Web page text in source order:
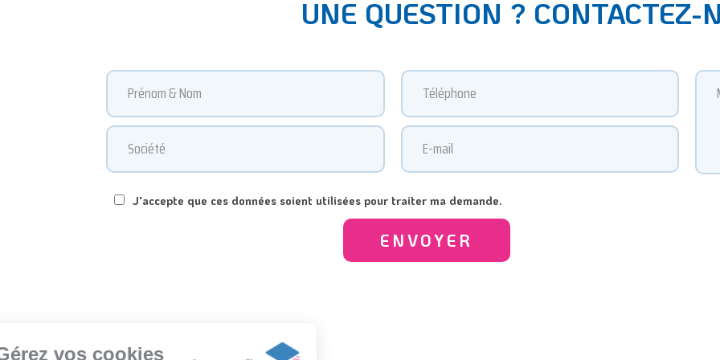
UNE QUESTION ? CONTACTEZ-
J'accepte que ces données soient utilisées pour traiter ma demande.